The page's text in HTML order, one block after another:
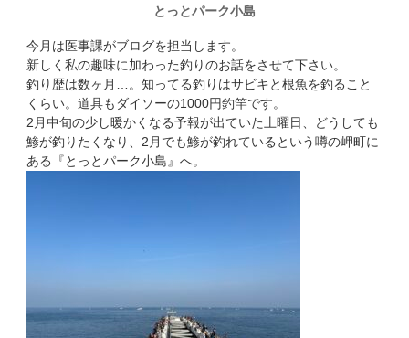
稿
とっとパーク小島
今月は医事課がブログを担当します。
新しく私の趣味に加わった釣りのお話をさせて下さい。
釣り歴は数ヶ月…。知ってる釣りはサビキと根魚を釣ること
くらい。道具もダイソーの1000円釣竿です。
2月中旬の少し暖かくなる予報が出ていた土曜日、どうしても
鯵が釣りたくなり、2月でも鯵が釣れているという噂の岬町に
ある『とっとパーク小島』へ。